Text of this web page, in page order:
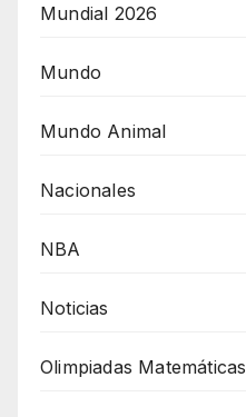
Mundial 2026
Mundo
Mundo Animal
Nacionales
NBA
Noticias
Olimpiadas Matemáticas